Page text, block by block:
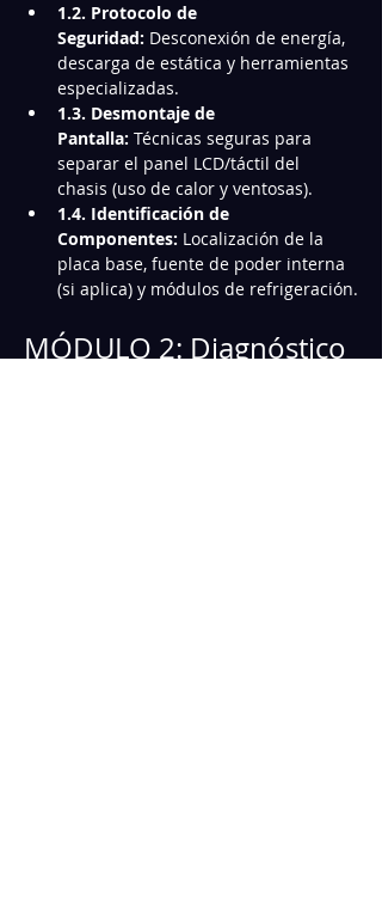
1.2. Protocolo de
Seguridad: Desconexión de energía,
descarga de estática y herramientas
especializadas.
1.3. Desmontaje de
Pantalla: Técnicas seguras para
separar el panel LCD/táctil del
chasis (uso de calor y ventosas).
1.4. Identificación de
Componentes: Localización de la
placa base, fuente de poder interna
(si aplica) y módulos de refrigeración.
MÓDULO 2: Diagnóstico